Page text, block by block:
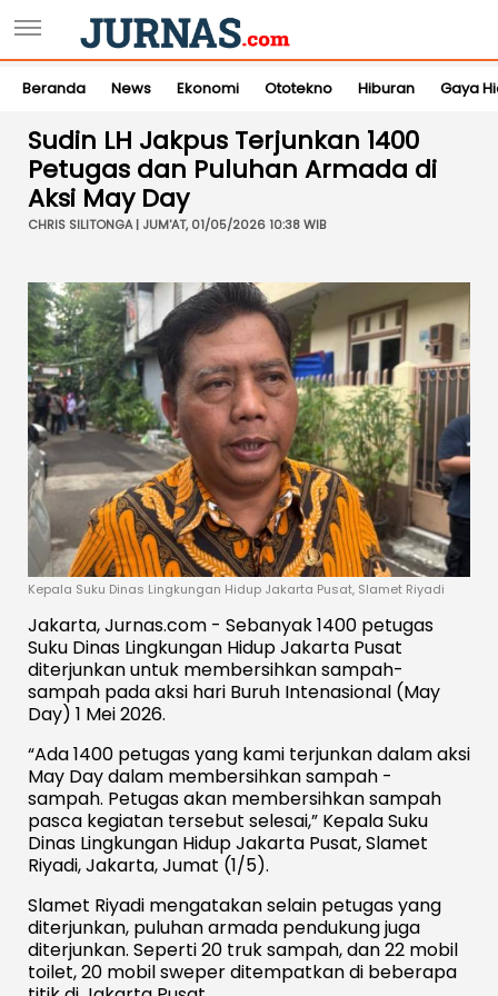
Beranda News Ekonomi Ototekno Hiburan Gaya
Sudin LH Jakpus Terjunkan 1400
Petugas dan Puluhan Armada di
Aksi May Day
CHRIS SILITONGA | JUM'AT, 01/05/2026 10:38 WIB
Kepala Suku Dinas Lingkungan Hidup Jakarta Pusat, Slamet Riyadi
Jakarta, Jurnas.com - Sebanyak 1400 petugas
Suku Dinas Lingkungan Hidup Jakarta Pusat
diterjunkan untuk membersihkan sampah-
sampah pada aksi hari Buruh Intenasional (May
Day) 1 Mei 2026.
“Ada 1400 petugas yang kami terjunkan dalam aksi
May Day dalam membersihkan sampah -
sampah. Petugas akan membersihkan sampah
pasca kegiatan tersebut selesai,” Kepala Suku
Dinas Lingkungan Hidup Jakarta Pusat, Slamet
Riyadi, Jakarta, Jumat (1/5).
Slamet Riyadi mengatakan selain petugas yang
diterjunkan, puluhan armada pendukung juga
diterjunkan. Seperti 20 truk sampah, dan 22 mobil
toilet, 20 mobil sweper ditempatkan di beberapa